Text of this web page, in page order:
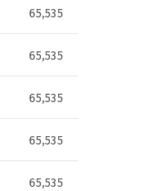
65,535
65,535
65,535
65,535
65,535